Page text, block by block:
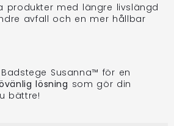
produkter med längre livslängd
avfall och en mer hållbar
Susanna™ för en
lösning som gör din
bättre!